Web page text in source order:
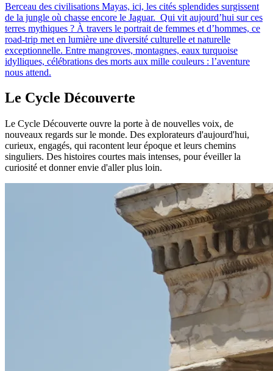
Berceau des civilisations Mayas, ici, les cités splendides surgissent
de la jungle où chasse encore le Jaguar. Qui vit aujourd’hui sur ces
terres mythiques ? À travers le portrait de femmes et d’hommes, ce
road-trip met en lumière une diversité culturelle et naturelle
exceptionnelle. Entre mangroves, montagnes, eaux turquoise
idylliques, célébrations des morts aux mille couleurs : l’aventure
nous attend.
Le Cycle Découverte
Le Cycle Découverte ouvre la porte à de nouvelles voix, de
nouveaux regards sur le monde. Des explorateurs d'aujourd'hui,
curieux, engagés, qui racontent leur époque et leurs chemins
singuliers. Des histoires courtes mais intenses, pour éveiller la
curiosité et donner envie d'aller plus loin.